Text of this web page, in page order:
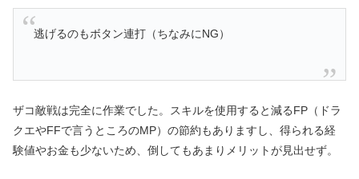
逃げるのもボタン連打（ちなみにNG）
ザコ敵戦は完全に作業でした。スキルを使用すると減るFP（ドラ
クエやFFで言うところのMP）の節約もありますし、得られる経
験値やお金も少ないため、倒してもあまりメリットが見出せず。